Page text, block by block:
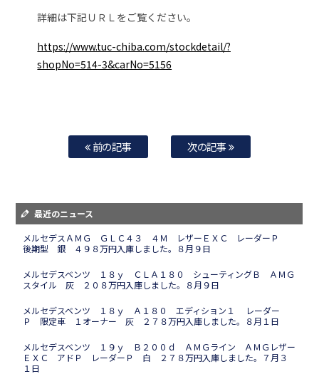
詳細は下記ＵＲＬをご覧ください。
https://www.tuc-chiba.com/stockdetail/?
shopNo=514-3&carNo=5156
前の記事 次の記事
最近のニュース
メルセデスＡＭＧ ＧＬＣ４３ ４Ｍ レザーＥＸＣ レーダーＰ
後期型 銀 ４９８万円入庫しました。８月９日
メルセデスベンツ １８ｙ ＣＬＡ１８０ シューティングＢ ＡＭＧ
スタイル 灰 ２０８万円入庫しました。８月９日
メルセデスベンツ １８ｙ Ａ１８０ エディション１ レーダー
Ｐ 限定車 １オーナー 灰 ２７８万円入庫しました。８月１日
メルセデスベンツ １９ｙ Ｂ２００ｄ ＡＭＧライン ＡＭＧレザー
ＥＸＣ アドＰ レーダーＰ 白 ２７８万円入庫しました。７月３
１日